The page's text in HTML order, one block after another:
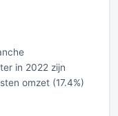
in 2022 zijn
omzet (17.4%)